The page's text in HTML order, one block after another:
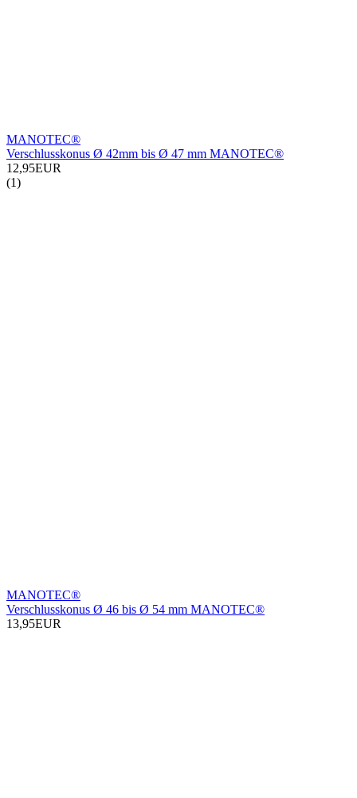
MANOTEC®
Verschlusskonus Ø 42mm bis Ø 47 mm MANOTEC®
12,95EUR
(1)
MANOTEC®
Verschlusskonus Ø 46 bis Ø 54 mm MANOTEC®
13,95EUR